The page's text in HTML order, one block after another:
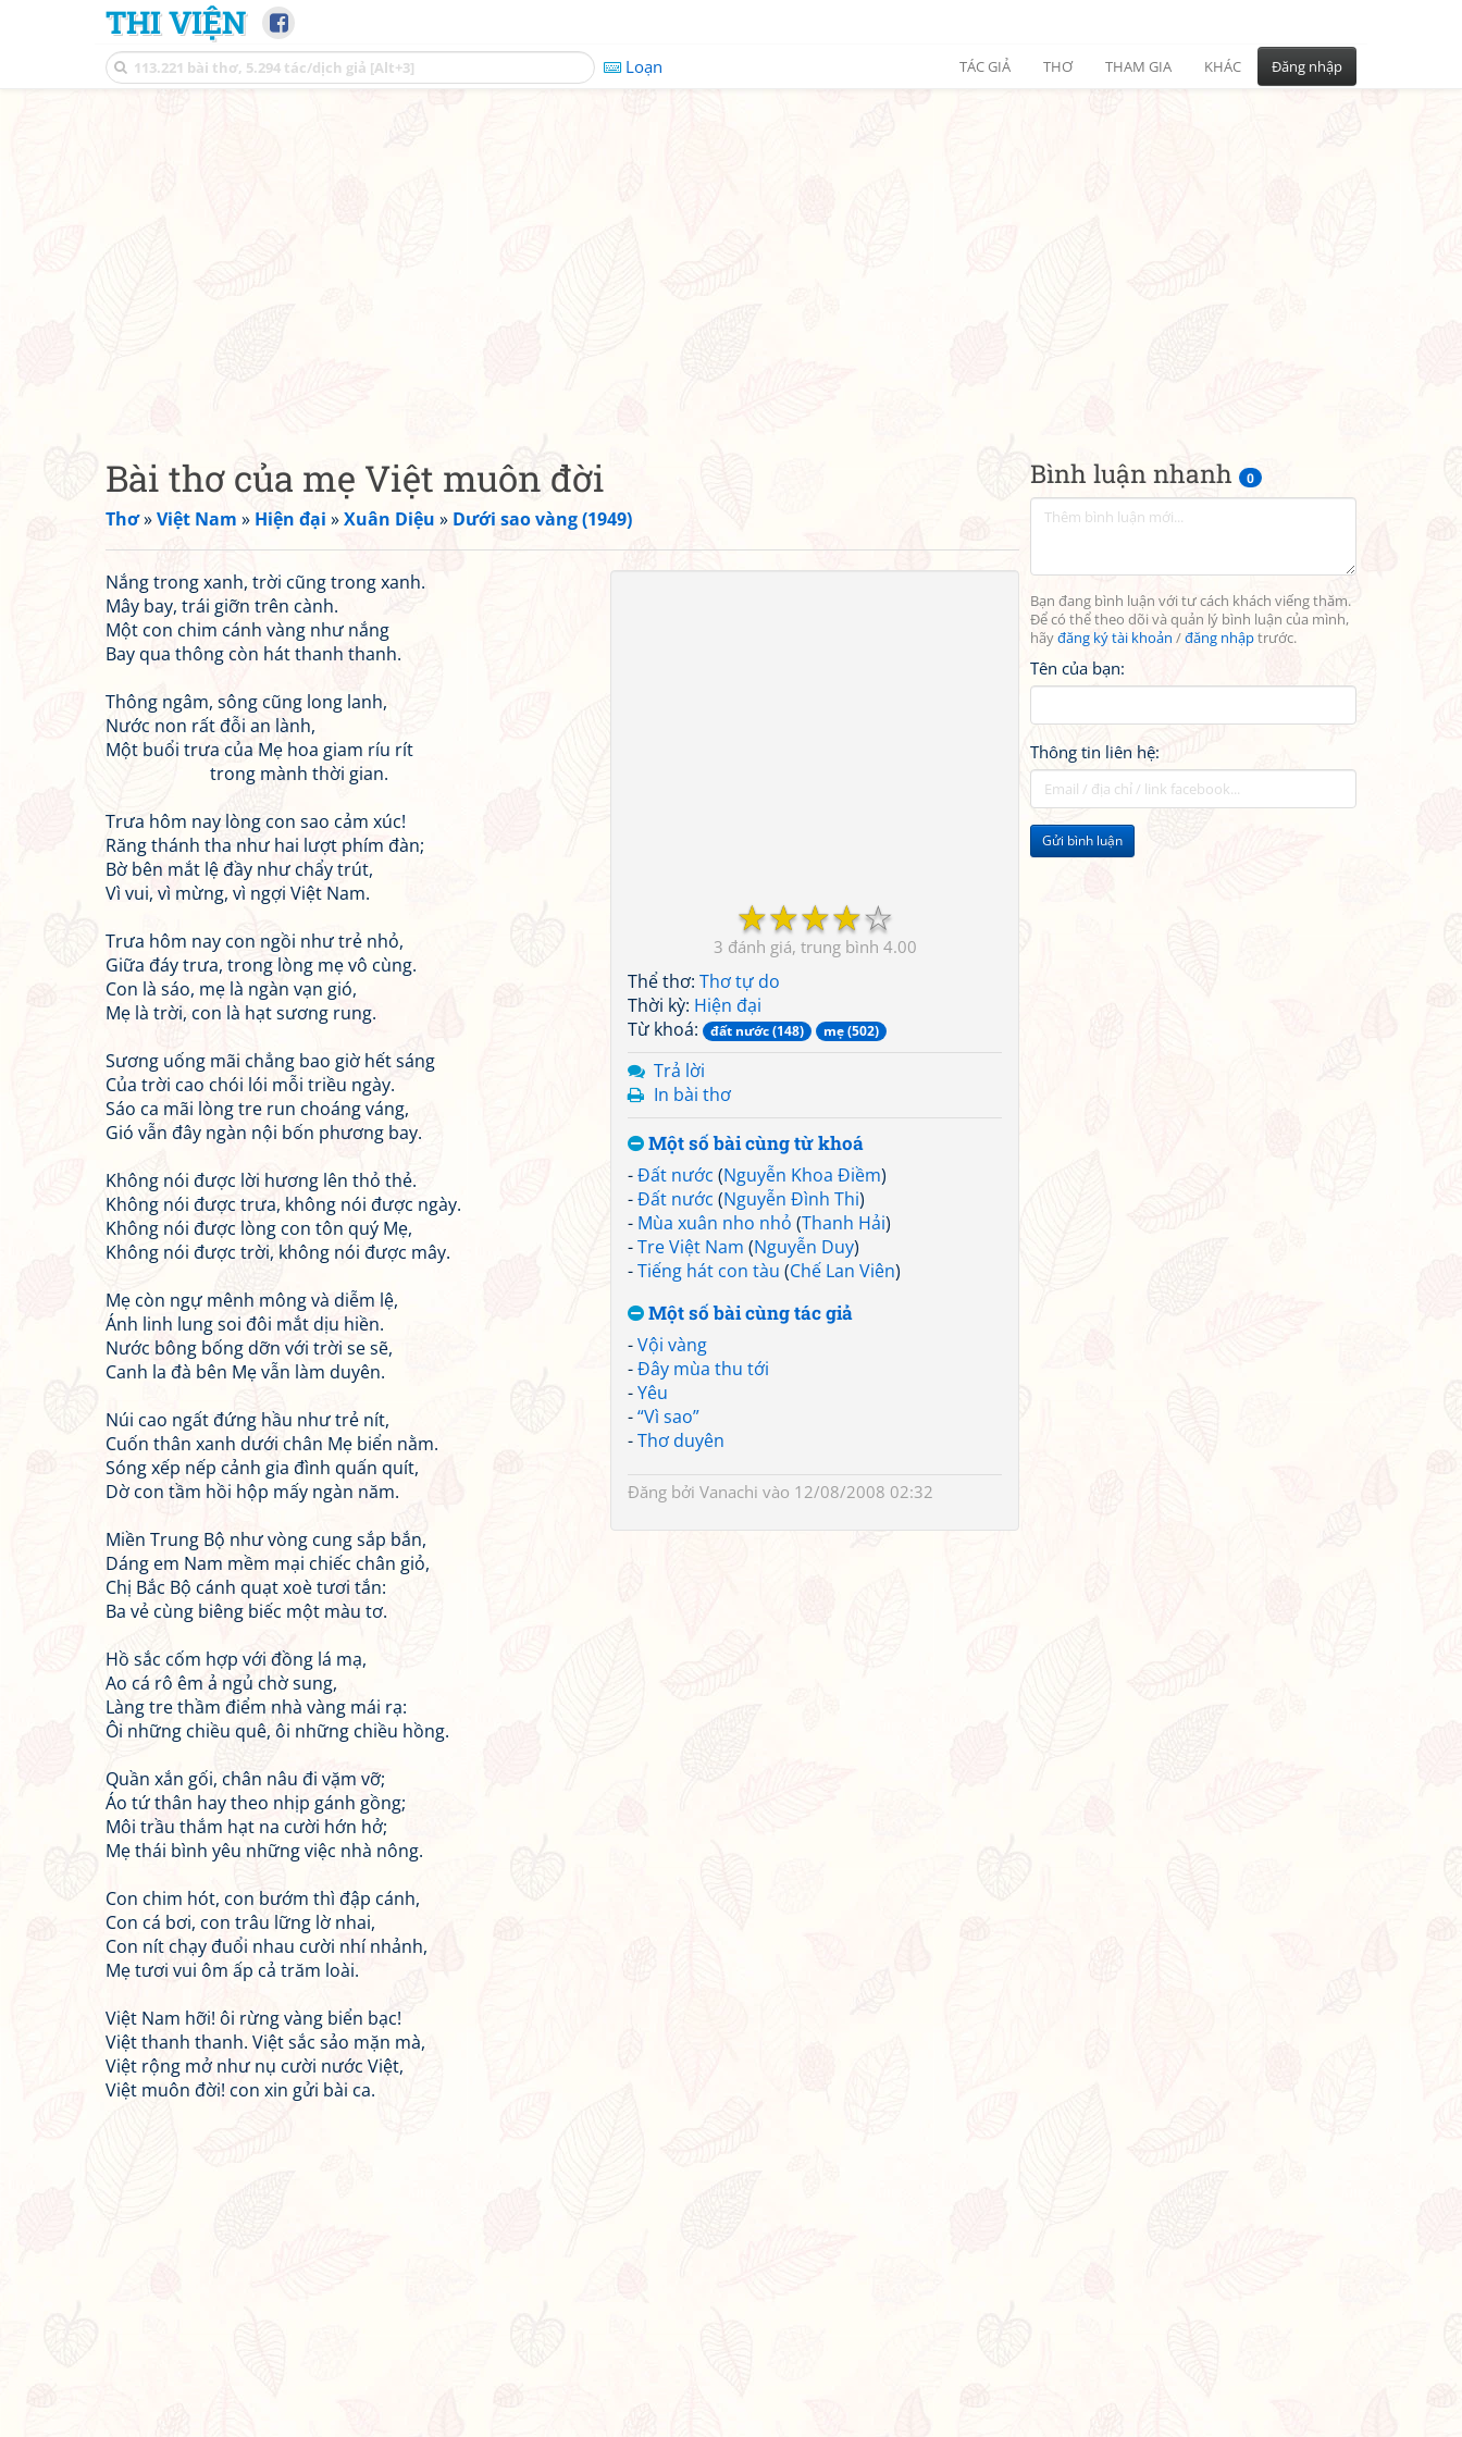
THI VIỆN
Loạn TÁC GIẢ THƠ THAM GIA KHÁC Đăng nhập
Bình luận nhanh 0
Bạn đang bình luận với tư cách khách viếng thăm.
Để có thể theo dõi và quản lý bình luận của mình,
hãyđăng ký tài khoản /đăng nhậptrước.
Tên của bạn:
Thông tin liên hệ:
Gửi bình luận
Bài thơ của mẹ Việt muôn đời
Thơ»Việt Nam » Hiện đại »Xuân Diệu » Dưới sao vàng (1949)
☆
☆
☆
☆
☆
3 4.00
Thể thơ: Thơ tự do
Thời kỳ: Hiện đại
Từ khoá:
đất nước (148) mẹ (502)
Trả lời
In bài thơ
Một số bài cùng từ khoá
-Đất nước (Nguyễn Khoa Điềm)
-Đất nước (Nguyễn Đình Thi)
- Mùa xuân nho nhỏ (Thanh Hải)
-Tre Việt Nam (Nguyễn Duy)
-Tiếng hát con tàu (Chế Lan Viên)
Một số bài cùng tác giả
-Vội vàng
-Đây mùa thu tới
-Yêu
-“Vì sao”
-Thơ duyên
Đăng bởi Vanachi vào 12/08/2008 02:32
Nắng trong xanh, trời cũng trong xanh.
Mây bay, trái giỡn trên cành.
Một con chim cánh vàng như nắng
Bay qua thông còn hát thanh thanh.
Thông ngâm, sông cũng long lanh,
Nước non rất đỗi an lành,
Một buổi trưa của Mẹ hoa giam ríu rít
trong mành thời gian.
Trưa hôm nay lòng con sao cảm xúc!
Răng thánh tha như hai lượt phím đàn;
Bờ bên mắt lệ đầy như chẩy trút,
Vì vui, vì mừng, vì ngợi Việt Nam.
Trưa hôm nay con ngồi như trẻ nhỏ,
Giữa đáy trưa, trong lòng mẹ vô cùng.
Con là sáo, mẹ là ngàn vạn gió,
Mẹ là trời, con là hạt sương rung.
Sương uống mãi chẳng bao giờ hết sáng
Của trời cao chói lói mỗi triều ngày.
Sáo ca mãi lòng tre run choáng váng,
Gió vẫn đây ngàn nội bốn phương bay.
Không nói được lời hương lên thỏ thẻ.
Không nói được trưa, không nói được ngày.
Không nói được lòng con tôn quý Mẹ,
Không nói được trời, không nói được mây.
Mẹ còn ngự mênh mông và diễm lệ,
Ánh linh lung soi đôi mắt dịu hiền.
Nước bông bống dỡn với trời se sẽ,
Canh la đà bên Mẹ vẫn làm duyên.
Núi cao ngất đứng hầu như trẻ nít,
Cuốn thân xanh dưới chân Mẹ biển nằm.
Sóng xếp nếp cảnh gia đình quấn quít,
Dờ con tầm hồi hộp mấy ngàn năm.
Miền Trung Bộ như vòng cung sắp bắn,
Dáng em Nam mềm mại chiếc chân giỏ,
Chị Bắc Bộ cánh quạt xoè tươi tắn:
Ba vẻ cùng biêng biếc một màu tơ.
Hồ sắc cốm hợp với đồng lá mạ,
Ao cá rô êm ả ngủ chờ sung,
Làng tre thầm điểm nhà vàng mái rạ:
Ôi những chiều quê, ôi những chiều hồng.
Quần xắn gối, chân nâu đi vặm vỡ;
Áo tứ thân hay theo nhịp gánh gồng;
Môi trầu thắm hạt na cười hớn hở;
Mẹ thái bình yêu những việc nhà nông.
Con chim hót, con bướm thì đập cánh,
Con cá bơi, con trâu lững lờ nhai,
Con nít chạy đuổi nhau cười nhí nhảnh,
Mẹ tươi vui ôm ấp cả trăm loài.
Việt Nam hỡi! ôi rừng vàng biển bạc!
Việt thanh thanh. Việt sắc sảo mặn mà,
Việt rộng mở như nụ cười nước Việt,
Việt muôn đời! con xin gửi bài ca.